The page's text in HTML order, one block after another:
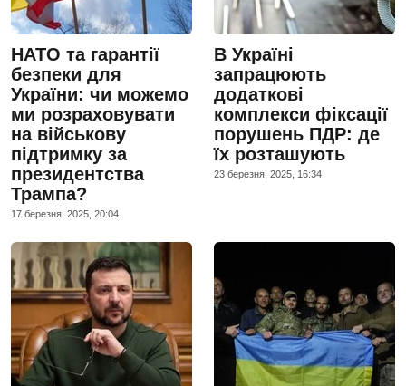
НАТО та гарантії
безпеки для
України: чи можемо
ми розраховувати
на військову
підтримку за
президентства
Трампа?
17 березня, 2025, 20:04
В Україні
запрацюють
додаткові
комплекси фіксації
порушень ПДР: де
їх розташують
23 березня, 2025, 16:34